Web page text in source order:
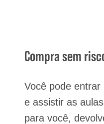
Compra sem
Você pode
e assistir as
para você,